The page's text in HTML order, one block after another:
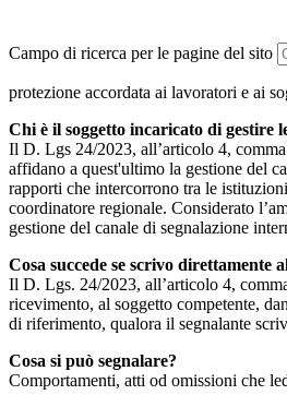
Campo di ricerca per le pagine del sito
protezione accordata ai lavoratori e ai
Chi è il soggetto incaricato di gestire
Il D. Lgs 24/2023, all’articolo 4,
affidano a quest'ultimo la gestione del
rapporti che intercorrono tra le
coordinatore regionale. Considerato
gestione del canale di segnalazione
Cosa succede se scrivo direttamente
Il D. Lgs. 24/2023, all’articolo 4,
ricevimento, al soggetto competente,
di riferimento, qualora il segnalante
Cosa si può segnalare?
Comportamenti, atti od omissioni che